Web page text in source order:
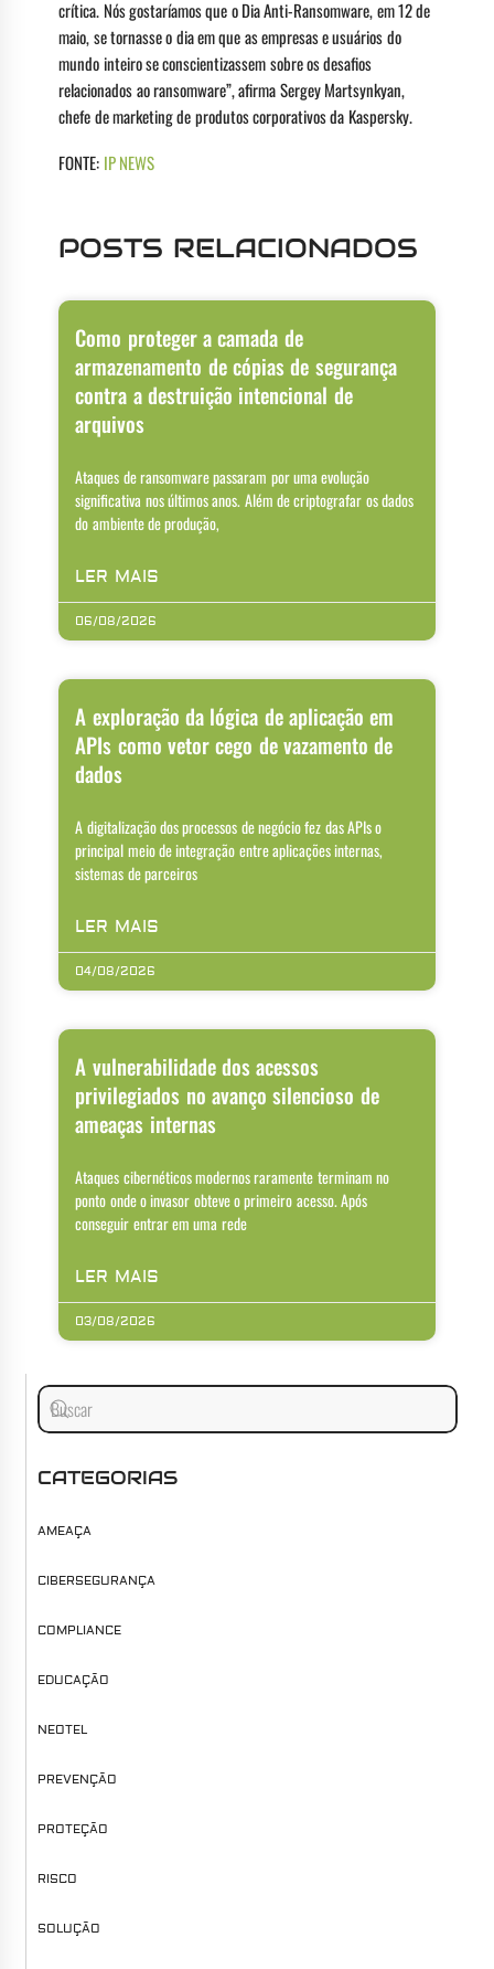
crítica. Nós gostaríamos que o Dia Anti-Ransomware, em 12 de
maio, se tornasse o dia em que as empresas e usuários do
mundo inteiro se conscientizassem sobre os desafios
relacionados ao ransomware”, afirma Sergey Martsynkyan,
chefe de marketing de produtos corporativos da Kaspersky.
FONTE: IP NEWS
POSTS RELACIONADOS
Como proteger a camada de
armazenamento de cópias de segurança
contra a destruição intencional de
arquivos
Ataques de ransomware passaram por uma evolução
significativa nos últimos anos. Além de criptografar os dados
do ambiente de produção,
LER MAIS
06/08/2026
A exploração da lógica de aplicação em
APIs como vetor cego de vazamento de
dados
A digitalização dos processos de negócio fez das APIs o
principal meio de integração entre aplicações internas,
sistemas de parceiros
LER MAIS
04/08/2026
A vulnerabilidade dos acessos
privilegiados no avanço silencioso de
ameaças internas
Ataques cibernéticos modernos raramente terminam no
ponto onde o invasor obteve o primeiro acesso. Após
conseguir entrar em uma rede
LER MAIS
03/08/2026
CATEGORIAS
AMEAÇA
CIBERSEGURANÇA
COMPLIANCE
EDUCAÇÃO
NEOTEL
PREVENÇÃO
PROTEÇÃO
RISCO
SOLUÇÃO